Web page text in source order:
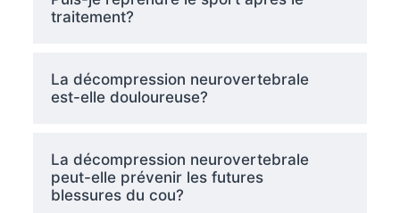
traitement?
La décompression neurovertebrale
est-elle douloureuse?
La décompression neurovertebrale
peut-elle prévenir les futures
blessures du cou?